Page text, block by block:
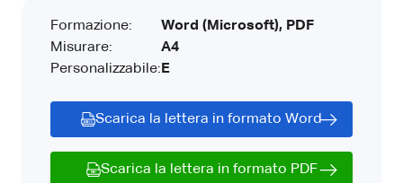
Formazione:
Misurare:
Personalizzabile:
Word (Microsoft), PDF
A4
E
Scarica la lettera in formato Word
Scarica la lettera in formato PDF